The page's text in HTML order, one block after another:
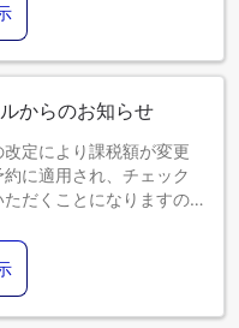
からのお知らせ
改定により課税額が変更
に適用され、チェック
だくことになりますの